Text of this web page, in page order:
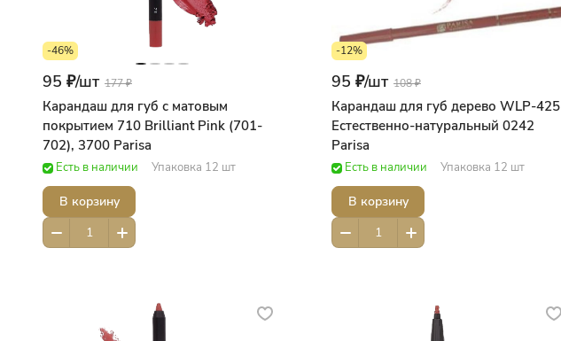
-46%
95 ₽/шт 177 ₽
Карандаш для губ с матовым
покрытием 710 Brilliant Pink (701-
702), 3700 Parisa
Есть в наличии Упаковка 12 шт
В корзину
-12%
95 ₽/шт 108 ₽
Карандаш для губ дерево WLP-425
Естественно-натуральный 0242
Parisa
Есть в наличии Упаковка 12 шт
В корзину